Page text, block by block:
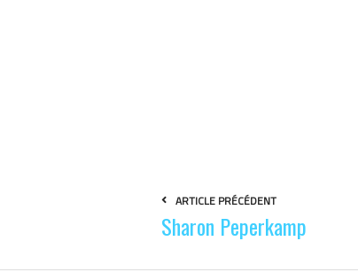
ARTICLE PRÉCÉDENT
Sharon Peperkamp